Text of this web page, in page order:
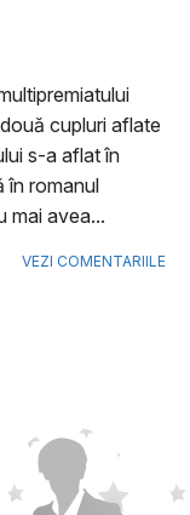
cupluri aflate
s-a aflat în
în romanul
mai avea...
VEZI COMENTARIILE